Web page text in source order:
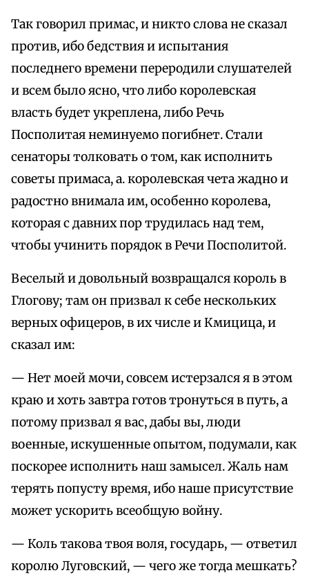
Так говорил примас, и никто слова не сказал
против, ибо бедствия и испытания
последнего времени переродили слушателей
и всем было ясно, что либо королевская
власть будет укреплена, либо Речь
Посполитая неминуемо погибнет. Стали
сенаторы толковать о том, как исполнить
советы примаса, а. королевская чета жадно и
радостно внимала им, особенно королева,
которая с давних пор трудилась над тем,
чтобы учинить порядок в Речи Посполитой.
Веселый и довольный возвращался король в
Глогову; там он призвал к себе нескольких
верных офицеров, в их числе и Кмицица, и
сказал им:
— Нет моей мочи, совсем истерзался я в этом
краю и хоть завтра готов тронуться в путь, а
потому призвал я вас, дабы вы, люди
военные, искушенные опытом, подумали, как
поскорее исполнить наш замысел. Жаль нам
терять попусту время, ибо наше присутствие
может ускорить всеобщую войну.
— Коль такова твоя воля, государь, — ответил
королю Луговский, — чего же тогда мешкать?